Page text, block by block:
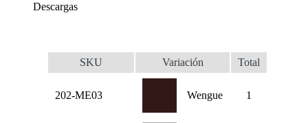
Descargas
SKU Variación Total
202-ME03 Wengue 1